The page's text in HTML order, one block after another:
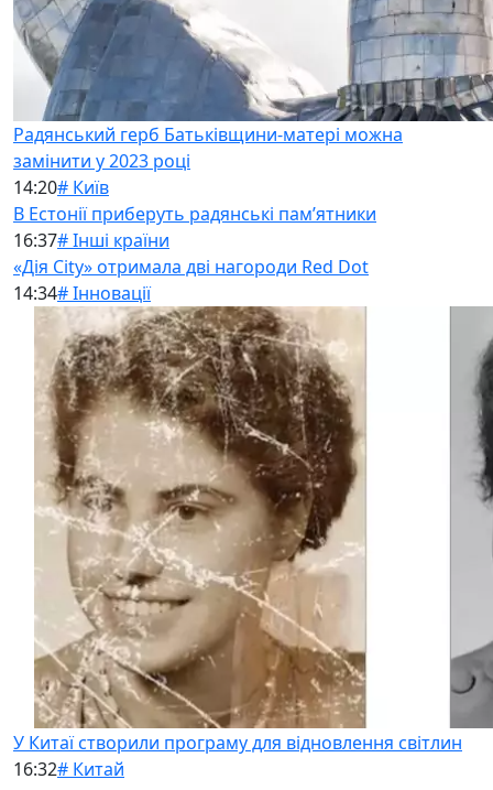
Радянський герб Батьківщини-матері можна
замінити у 2023 році
14:20# Київ
В Естонії приберуть радянські памʼятники
16:37# Інші країни
«Дія City» отримала дві нагороди Red Dot
14:34# Інновації
У Китаї створили програму для відновлення світлин
16:32# Китай